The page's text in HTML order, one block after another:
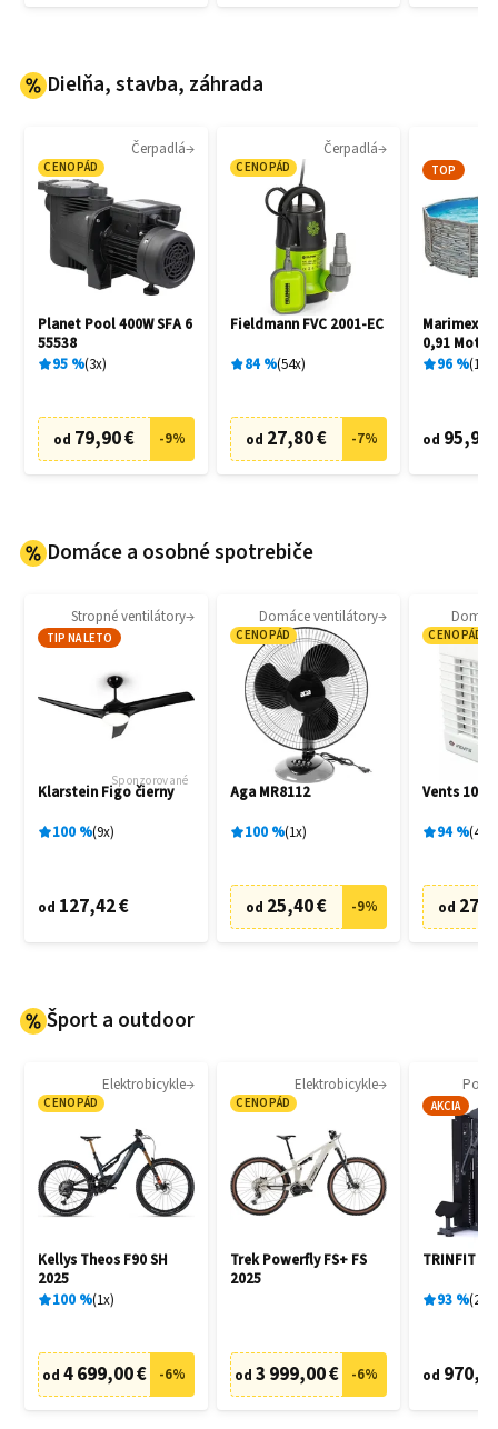
Dielňa, stavba, záhrada
Čerpadlá
CENOPÁD
Planet Pool 400W SFA 6
55538
95% 3x
od 79,90 € -9%
Čerpadlá
CENOPÁD
Fieldmann FVC 2001-EC
84% 54x
od 27,80 € -7%
TOP
Marimex
0,91 Motív
10340245
96% 15
od 95,90
Domáce a osobné spotrebiče
Stropné ventilátory
TIP NA LETO
Sponzorované
Klarstein Figo čierny
100% 9x
od 127,42 €
Domáce ventilátory
CENOPÁD
Aga MR8112
100% 1x
od 25,40 € -9%
CENOPÁD
Vents 100
94% 4
od
Šport a outdoor
Elektrobicykle
CENOPÁD
Kellys Theos F90 SH
2025
100% 1x
od 4 699,00 € -6%
Elektrobicykle
CENOPÁD
Trek Powerfly FS+ FS
2025
od 3 999,00 € -6%
AKCIA
TRINFIT
93% 2
od